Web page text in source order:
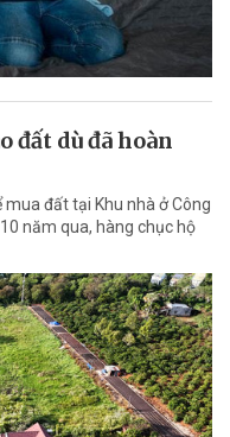
đất dù đã hoàn
đất tại Khu nhà ở Công
năm qua, hàng chục hộ